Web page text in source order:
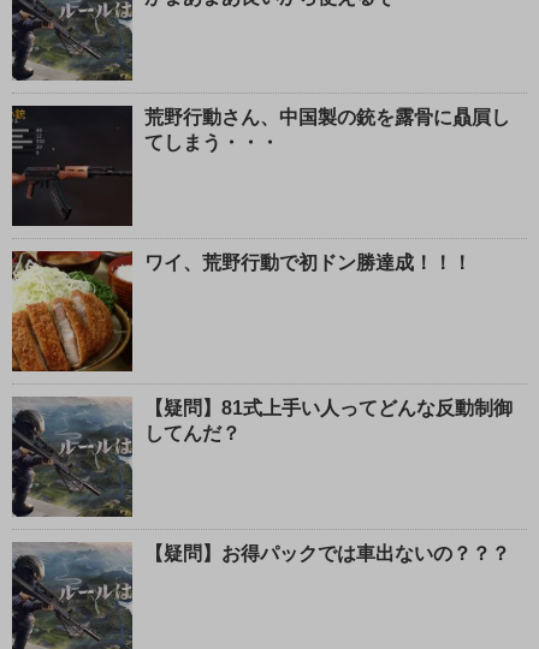
荒野行動さん、中国製の銃を露骨に贔屓し
てしまう・・・
ワイ、荒野行動で初ドン勝達成！！！
【疑問】81式上手い人ってどんな反動制御
してんだ？
【疑問】お得パックでは車出ないの？？？